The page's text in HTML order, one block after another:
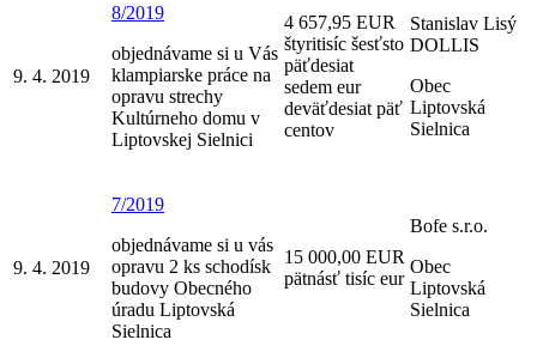
9. 4. 2019
8/2019
objednávame si u Vás
klampiarske práce na
opravu strechy
Kultúrneho domu v
Liptovskej Sielnici
4 657,95 EUR
štyritisíc šesťsto
päťdesiat
sedem eur
deväťdesiat päť
centov
Stanislav Lisý
DOLLIS
Obec
Liptovská
Sielnica
9. 4. 2019
7/2019
objednávame si u vás
opravu 2 ks schodísk
budovy Obecného
úradu Liptovská
Sielnica
15 000,00 EUR
pätnásť tisíc eur
Bofe s.r.o.
Obec
Liptovská
Sielnica